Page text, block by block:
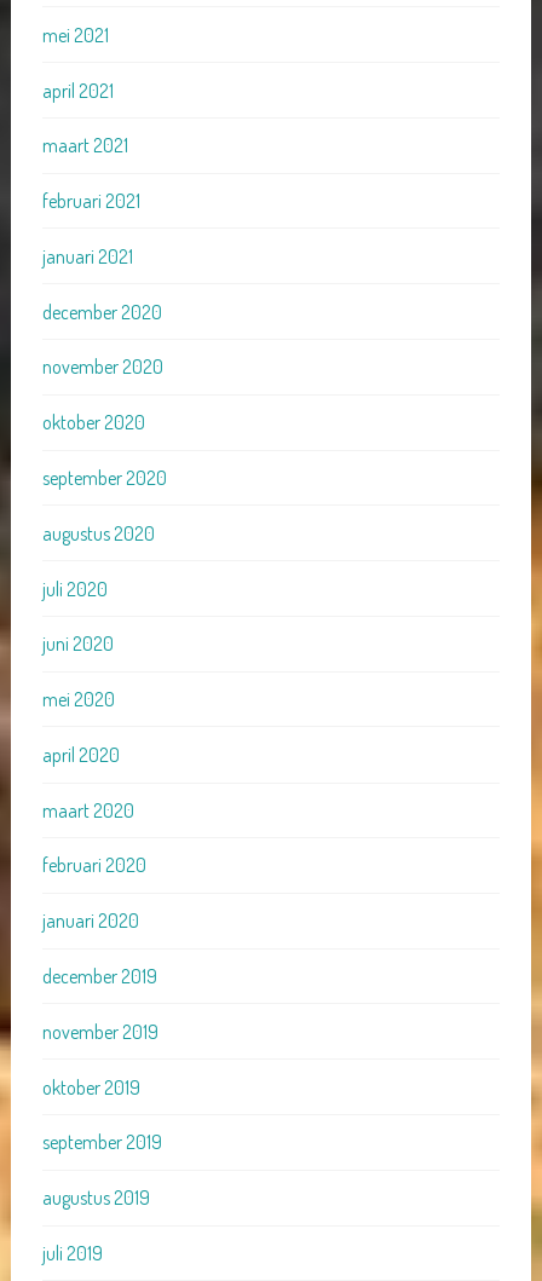
mei 2021
april 2021
maart 2021
februari 2021
januari 2021
december 2020
november 2020
oktober 2020
september 2020
augustus 2020
juli 2020
juni 2020
mei 2020
april 2020
maart 2020
februari 2020
januari 2020
december 2019
november 2019
oktober 2019
september 2019
augustus 2019
juli 2019